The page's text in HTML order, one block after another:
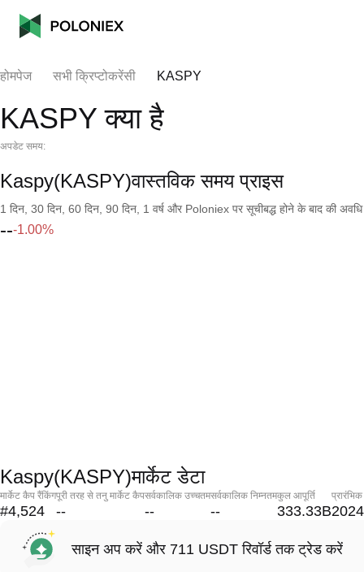
होमपेज सभी क्रिप्टोकरेंसी KASPY
KASPY क्या है
अपडेट समय:
Kaspy(KASPY)वास्तविक समय प्राइस
1 दिन, 30 दिन, 60 दिन, 90 दिन, 1 वर्ष और Poloniex पर सूचीबद्ध होने के बाद की
---1.00%
Kaspy(KASPY)मार्केट डेटा
मार्केट कैप रैंकिंग
#4,524
पूरी तरह से तनु मार्केट कैप
--
सर्वकालिक उच्चतम
--
सर्वकालिक निम्नतम
--
कुल आपूर्ति
333.33B
प्रारंभिक
साइन अप करें और 711 USDT रिवॉर्ड तक ट्रेड करें